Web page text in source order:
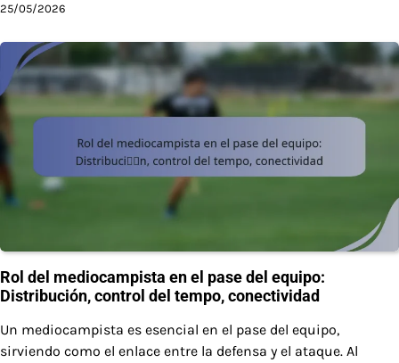
25/05/2026
Rol del mediocampista en el pase del equipo:
Distribución, control del tempo, conectividad
Un mediocampista es esencial en el pase del equipo,
sirviendo como el enlace entre la defensa y el ataque. Al